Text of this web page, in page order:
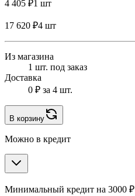
4 405 ₽1 шт
17 620 ₽4 шт
Из магазина
1 шт. под заказ
Доставка
0 ₽ за 4 шт.
В корзину
Можно в кредит
Минимальный кредит на 3000 ₽